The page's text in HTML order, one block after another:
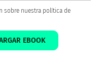
sobre nuestra política de
EBOOK